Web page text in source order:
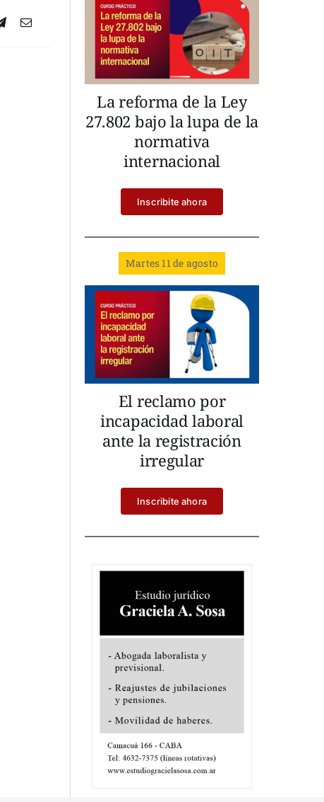
La reforma de la Ley
27.802 bajo la lupa de la
normativa
internacional
Inscribite ahora
Martes 11 de agosto
El reclamo por
incapacidad laboral
ante la registración
irregular
Inscribite ahora